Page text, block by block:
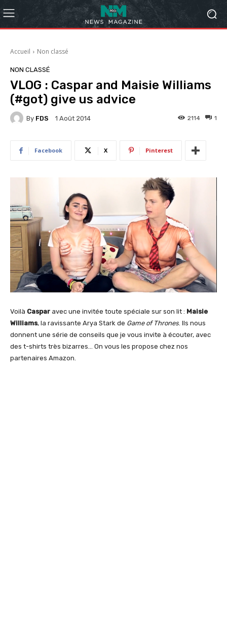
Accueil Non classé
NON CLASSÉ
VLOG : Caspar and Maisie Williams
(#got) give us advice
By FDS 1 Août 2014 1
2114
Facebook X Pinterest
Voilà Caspar avec une invitée toute spéciale sur son lit : Maisie
Williams, la ravissante Arya Stark de Game of Thrones. Ils nous
donnent une série de conseils que je vous invite à écouter, avec
des t-shirts très bizarres… On vous les propose chez nos
partenaires Amazon.